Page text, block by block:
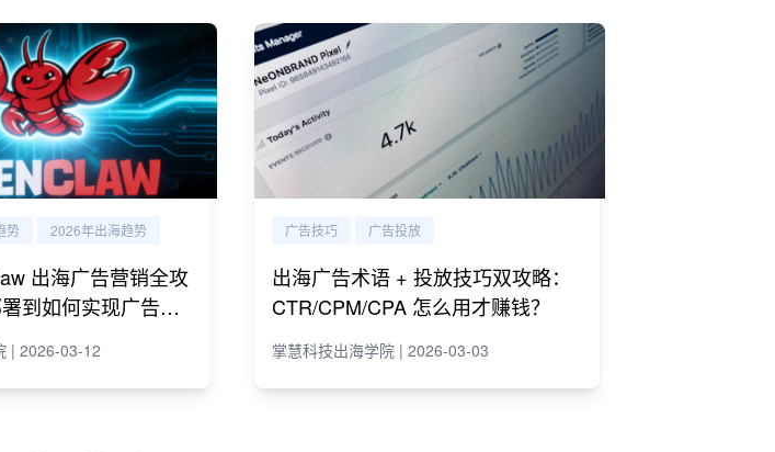
势 2026年出海趋势
出海广告营销全攻
到如何实现广告营
| 2026-03-12
广告技巧 广告投放
出海广告术语 + 投放技巧双攻略：
CTR/CPM/CPA 怎么用才赚钱？
掌慧科技出海学院 | 2026-03-03